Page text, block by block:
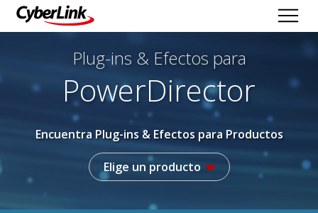
Plug-ins & Efectos para
PowerDirector
Encuentra Plug-ins & Efectos para Productos
Elige un producto